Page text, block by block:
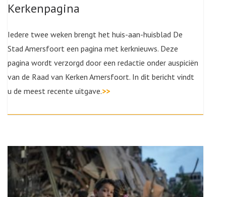
Kerkenpagina
Iedere twee weken brengt het huis-aan-huisblad De
Stad Amersfoort een pagina met kerknieuws. Deze
pagina wordt verzorgd door een redactie onder auspiciën
van de Raad van Kerken Amersfoort. In dit bericht vindt
u de meest recente uitgave.>>